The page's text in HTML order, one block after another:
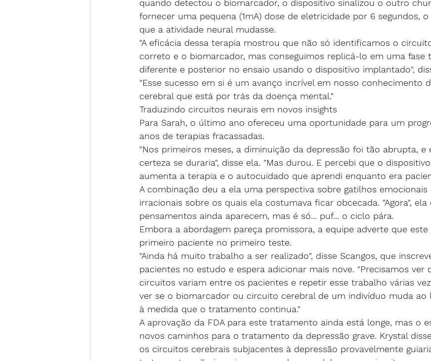
quando detectou o biomarcador, o dispositivo sinalizou o outro
fornecer uma pequena (1mA) dose de eletricidade por 6 segundos,
que a atividade neural mudasse.
"A eficácia dessa terapia mostrou que não só identificamos o
correto e o biomarcador, mas conseguimos replicá-lo em uma fase
diferente e posterior no ensaio usando o dispositivo implantado",
"Esse sucesso em si é um avanço incrível em nosso conhecimento
cerebral que está por trás da doença mental."
Traduzindo circuitos neurais em novos insights
Para Sarah, o último ano ofereceu uma oportunidade para um
anos de terapias fracassadas.
"Nos primeiros meses, a diminuição da depressão foi tão abrupta, e
certeza se duraria", disse ela. "Mas durou. E percebi que o
aumenta a terapia e o autocuidado que aprendi enquanto era
A combinação deu a ela uma perspectiva sobre gatilhos
irracionais sobre os quais ela costumava ficar obcecada. "Agora", ela
pensamentos ainda aparecem, mas é só... puf... o ciclo pára.
Embora a abordagem pareça promissora, a equipe adverte que este
primeiro paciente no primeiro teste.
"Ainda há muito trabalho a ser realizado", disse Scangos, que
pacientes no estudo e espera adicionar mais nove. "Precisamos ver
circuitos variam entre os pacientes e repetir esse trabalho várias
ver se o biomarcador ou circuito cerebral de um indivíduo muda ao
à medida que o tratamento continua."
A aprovação da FDA para este tratamento ainda está longe, mas o
novos caminhos para o tratamento da depressão grave. Krystal
os circuitos cerebrais subjacentes à depressão provavelmente